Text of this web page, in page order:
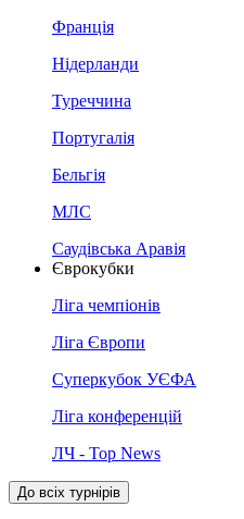
Франція
Нідерланди
Туреччина
Португалія
Бельгія
МЛС
Саудівська Аравія
Єврокубки
Ліга чемпіонів
Ліга Європи
Суперкубок УЄФА
Ліга конференцій
ЛЧ - Top News
До всіх турнірів